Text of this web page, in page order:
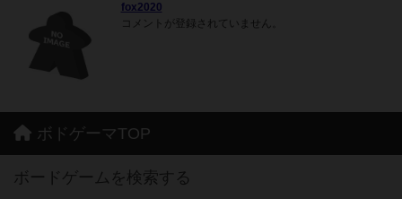
fox2020
コメントが登録されていません。
ボドゲーマTOP
ボードゲームを検索する